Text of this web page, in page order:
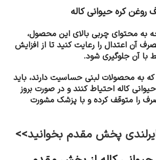
کره حیوانی کاله
به محتوای چربی بالای این محصول،
آن اعتدال را رعایت کنید تا از افزایش
با آن جلوگیری شود.
به محصولات لبنی حساسیت دارند، باید
کاله احتیاط کنند و در صورت بروز
را متوقف کرده و با پزشک مشورت
ایرلندی پخش مقدم بخوانید>>